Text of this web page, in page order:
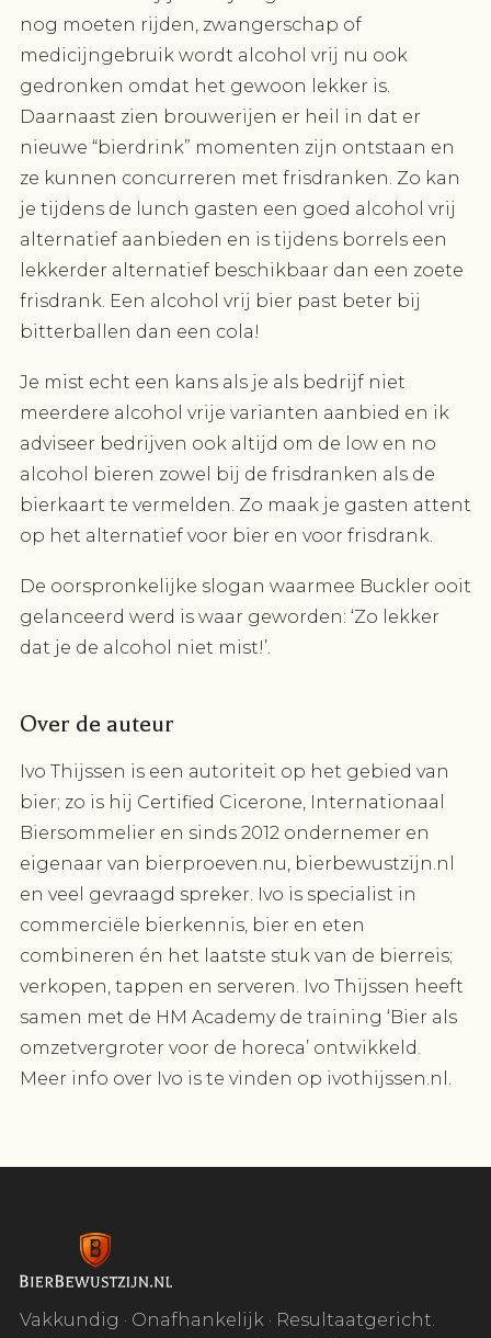
nog moeten rijden, zwangerschap of
medicijngebruik wordt alcohol vrij nu ook
gedronken omdat het gewoon lekker is.
Daarnaast zien brouwerijen er heil in dat er
nieuwe “bierdrink” momenten zijn ontstaan en
ze kunnen concurreren met frisdranken. Zo kan
je tijdens de lunch gasten een goed alcohol vrij
alternatief aanbieden en is tijdens borrels een
lekkerder alternatief beschikbaar dan een zoete
frisdrank. Een alcohol vrij bier past beter bij
bitterballen dan een cola!
Je mist echt een kans als je als bedrijf niet
meerdere alcohol vrije varianten aanbied en ik
adviseer bedrijven ook altijd om de low en no
alcohol bieren zowel bij de frisdranken als de
bierkaart te vermelden. Zo maak je gasten attent
op het alternatief voor bier en voor frisdrank.
De oorspronkelijke slogan waarmee Buckler ooit
gelanceerd werd is waar geworden: ‘Zo lekker
dat je de alcohol niet mist!’.
Over de auteur
Ivo Thijssen is een autoriteit op het gebied van
bier; zo is hij Certified Cicerone, Internationaal
Biersommelier en sinds 2012 ondernemer en
eigenaar van bierproeven.nu, bierbewustzijn.nl
en veel gevraagd spreker. Ivo is specialist in
commerciële bierkennis, bier en eten
combineren én het laatste stuk van de bierreis;
verkopen, tappen en serveren. Ivo Thijssen heeft
samen met de HM Academy de training ‘Bier als
omzetvergroter voor de horeca’ ontwikkeld.
Meer info over Ivo is te vinden op ivothijssen.nl.
Vakkundig · Onafhankelijk · Resultaatgericht.